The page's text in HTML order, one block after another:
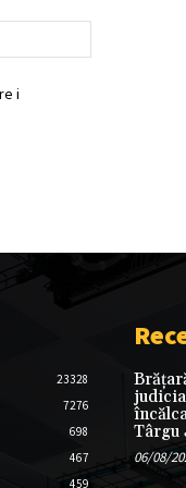
i
23328
7276
698
467
459
Târgu
06/08/